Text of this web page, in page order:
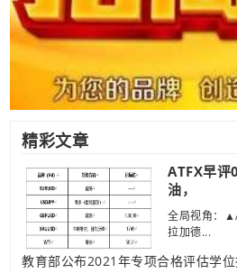
精彩文章
ATFX早评
油，
全局视角：
拉加德...
教育部公布2021年专项合格评估学